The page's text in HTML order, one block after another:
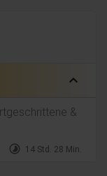
expand_less
&
timelapse 14 Std. 28 Min.